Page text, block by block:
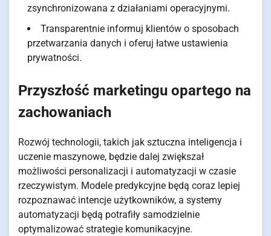
zsynchronizowana z działaniami operacyjnymi.
Transparentnie informuj klientów o sposobach
przetwarzania danych i oferuj łatwe ustawienia
prywatności.
Przyszłość marketingu opartego na
zachowaniach
Rozwój technologii, takich jak sztuczna inteligencja i
uczenie maszynowe, będzie dalej zwiększał
możliwości personalizacji i automatyzacji w czasie
rzeczywistym. Modele predykcyjne będą coraz lepiej
rozpoznawać intencje użytkowników, a systemy
automatyzacji będą potrafiły samodzielnie
optymalizować strategie komunikacyjne.